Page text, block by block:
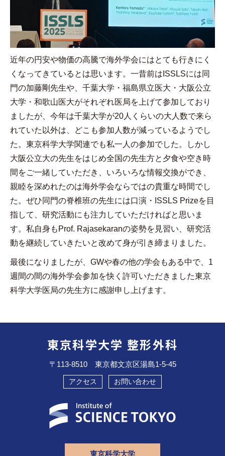
近年の円安や物価の高騰で海外学会にはとても行きにく
くなってきているとは思います。一昔前は ISSLSには同
門の加藤剛先生や、千葉大学・福島県立医大・大阪公立
大学・和歌山医大がそれぞれ医局を上げて参加しており
ましたが、今年は千葉大学が20人くらいの大人数で来ら
れていた以外は、どこも参加人数が減っているようでし
た。東京科学大学関連でも私一人の参加でした。しかし
大阪公立大の先生をはじめ全国の先生方と夕食や空き時
間をご一緒していただき、いろいろな情報交換ができ、
親睦を深めれたのは海外学会ならではの貴重な時間でし
た。ぜひ同門の脊椎班の先生には口演・
ISSLS Prizeを目
指して、研究活動にも注力していただければと思いま
す。私自身も Prof. Rajasekaranの姿勢を見習い、研究活
動を継続していきたいと改めて身が引き締まりました。
最後になりましたが、 GWや春の他の学会もある中で、 1
週間の間の海外学会参加を快く許可いただきました東京
科学大学医局の先生方に感謝申し上げます。
東京科学大学 整形外科
〒113-8510 東京都文京区湯島1-5-45
アクセス お問い合わせ
東京科学大学